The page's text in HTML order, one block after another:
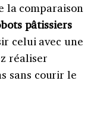
la comparaison
pâtissiers
celui avec une
réaliser
sans courir le